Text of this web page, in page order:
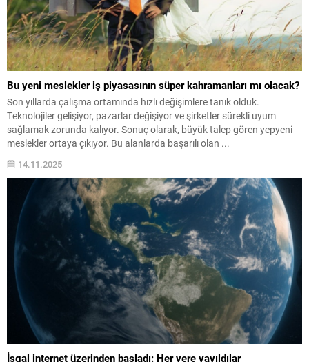
Bu yeni meslekler iş piyasasının süper kahramanları mı olacak?
Son yıllarda çalışma ortamında hızlı değişimlere tanık olduk.
Teknolojiler gelişiyor, pazarlar değişiyor ve şirketler sürekli uyum
sağlamak zorunda kalıyor. Sonuç olarak, büyük talep gören yepyeni
meslekler ortaya çıkıyor. Bu alanlarda başarılı olan ...
14.11.2025
İşgal internet üzerinden başladı: Her yere yayıldılar